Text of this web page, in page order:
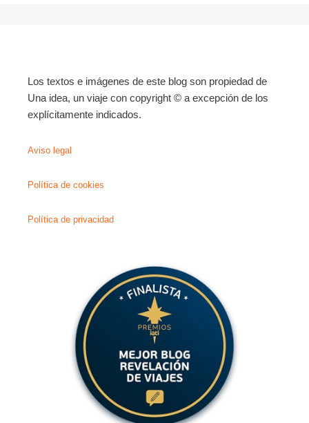
Los textos e imágenes de este blog son propiedad de
Una idea, un viaje con copyright © a excepción de los
explícitamente indicados.
Aviso legal
Política de cookies
Política de privacidad